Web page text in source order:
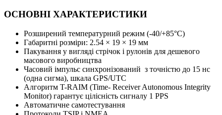
ОСНОВНІ ХАРАКТЕРИСТИКИ
Розширений температурний режим (-40/+85°C)
Габаритні розміри: 2.54 × 19 × 19 мм
Пакування у вигляді стрічок і рулонів для дешевого
масового виробництва
Часовий імпульс синхронізований з точністю до 15 нс
(одна сигма), шкала GPS/UTC
Алгоритм T-RAIM (Time- Receiver Autonomous Integrity
Monitor) гарантує цілісність сигналу 1 PPS
Автоматичне самотестування